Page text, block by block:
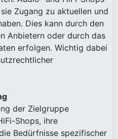
Zugang zu aktuellen und
Dies kann durch den
Anbietern oder durch das
erfolgen. Wichtig dabei
der Zielgruppe
Shops, ihre
Bedürfnisse spezifischer